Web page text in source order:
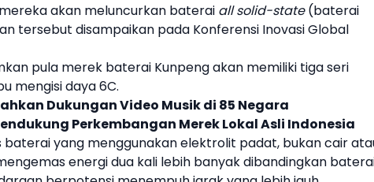
akan meluncurkan baterai all solid-state(baterai
tersebut disampaikan pada Konferensi Inovasi Global
pula merek baterai Kunpeng akan memiliki tiga seri
mengisi daya 6C.
Dukungan Video Musik di 85 Negara
Perkembangan Merek Lokal Asli Indonesia
yang menggunakan elektrolit padat, bukan cair
energi dua kali lebih banyak dibandingkan